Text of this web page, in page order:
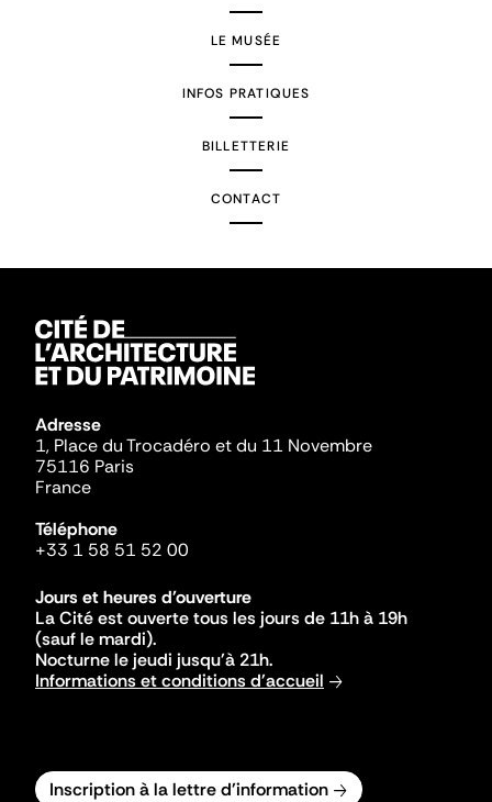
LE MUSÉE
INFOS PRATIQUES
BILLETTERIE
CONTACT
Adresse
1, Place du Trocadéro et du 11 Novembre
75116 Paris
France
Téléphone
+33 1 58 51 52 00
Jours et heures d'ouverture
La Cité est ouverte tous les jours de 11h à 19h
(sauf le mardi).
Nocturne le jeudi jusqu'à 21h.
Informations et conditions d'accueil
Inscription à la lettre d'information